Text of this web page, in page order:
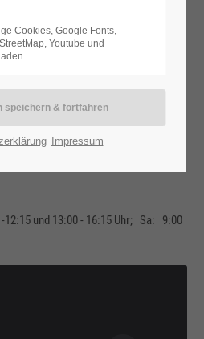
im Hums- und Erdenwerk in Niddatal
Butzbach, Echzell,
Ihren Anhänger. Bitte denken
und 13:00 - 16:15 Uhr; Sa: 9:00
Cookies, Google Fonts,
Youtube und
Impressum